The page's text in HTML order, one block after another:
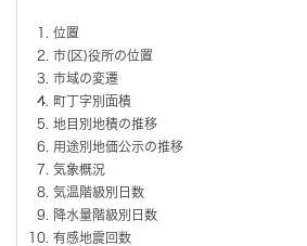
位置
市(区)役所の位置
市域の変遷
町丁字別面積
地目別地積の推移
用途別地価公示の推移
気象概況
気温階級別日数
降水量階級別日数
有感地震回数